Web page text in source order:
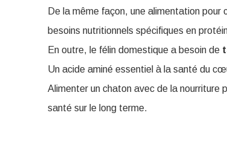
De la même façon, une alimentation pour
besoins nutritionnels spécifiques en
En outre, le félin domestique a besoin de
Un acide aminé essentiel à la santé du
Alimenter un chaton avec de la nourriture
santé sur le long terme.